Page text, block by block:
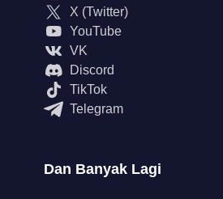
X (Twitter)
YouTube
VK
Discord
TikTok
Telegram
Dan Banyak Lagi